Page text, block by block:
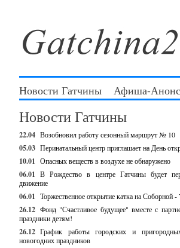
Новости Гатчины Афиша-
Новости Гатчины
22.04 Возобновил работу сезонный маршрут № 10
05.03 Перинатальный центр приглашает на День
10.01 Опасных веществ в воздухе не обнаружено
06.01 В Рождество в центре Гатчины будет
движение
06.01 Торжественное открытие катка на Соборной -
26.12 Фонд "Счастливое будущее" вместе с
праздники детям!
26.12 График работы городских и
новогодних праздников